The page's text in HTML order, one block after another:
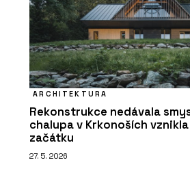
ARCHITEKTURA
Rekonstrukce nedávala
chalupa v Krkonoších
začátku
27. 5. 2026